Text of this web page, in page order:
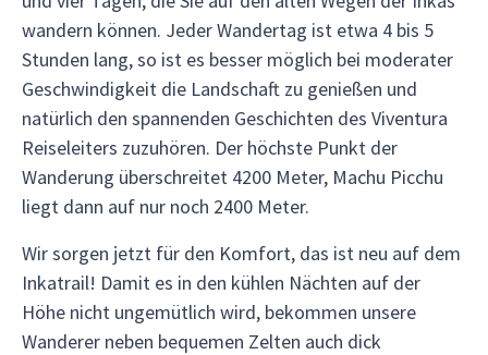
wandern können. Jeder Wandertag ist etwa 4 bis 5
Stunden lang, so ist es besser möglich bei moderater
Geschwindigkeit die Landschaft zu genießen und
natürlich den spannenden Geschichten des Viventura
Reiseleiters zuzuhören. Der höchste Punkt der
Wanderung überschreitet 4200 Meter, Machu Picchu
liegt dann auf nur noch 2400 Meter.
Wir sorgen jetzt für den Komfort, das ist neu auf dem
Inkatrail! Damit es in den kühlen Nächten auf der
Höhe nicht ungemütlich wird, bekommen unsere
Wanderer neben bequemen Zelten auch dick